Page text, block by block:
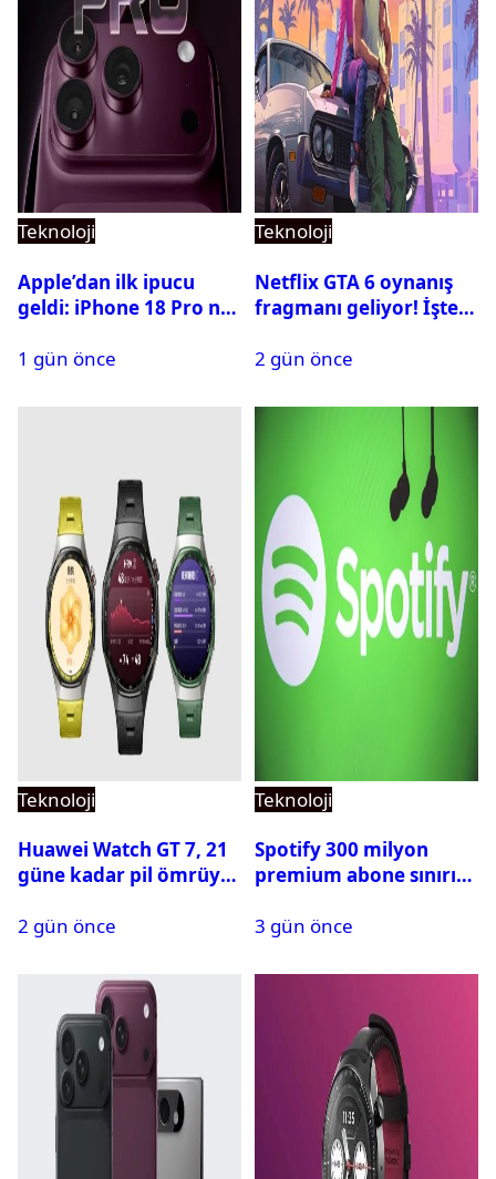
Teknoloji
Apple’dan ilk ipucu
geldi: iPhone 18 Pro ne
1 gün önce
Teknoloji
Netflix GTA 6 oynanış
fragmanı geliyor! İşte
2 gün önce
Teknoloji
Huawei Watch GT 7, 21
güne kadar pil ömrüyle
2 gün önce
Teknoloji
Spotify 300 milyon
premium abone sınırını
3 gün önce